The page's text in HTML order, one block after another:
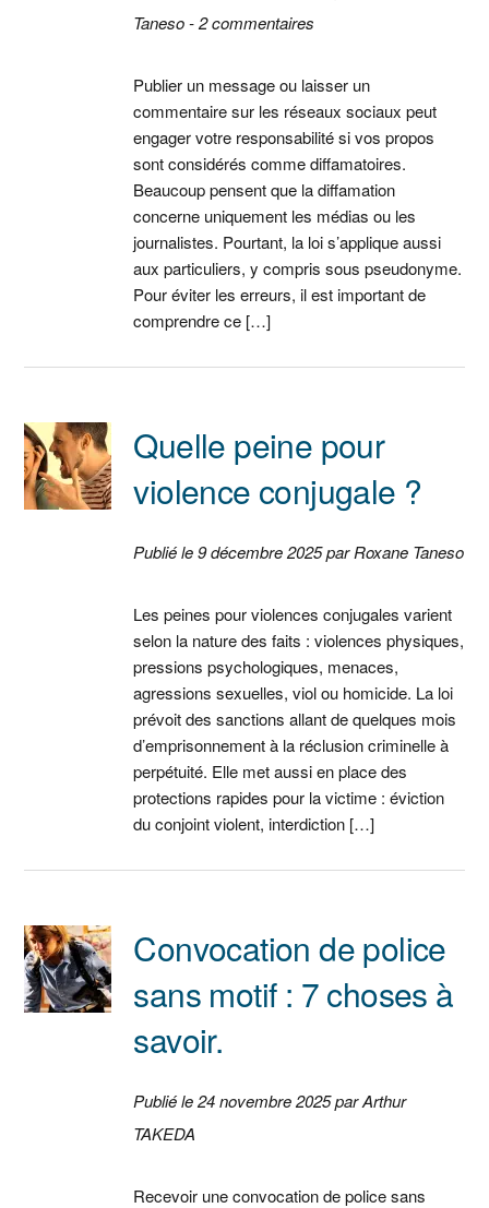
Taneso - 2 commentaires
Publier un message ou laisser un
commentaire sur les réseaux sociaux peut
engager votre responsabilité si vos propos
sont considérés comme diffamatoires.
Beaucoup pensent que la diffamation
concerne uniquement les médias ou les
journalistes. Pourtant, la loi s’applique aussi
aux particuliers, y compris sous pseudonyme.
Pour éviter les erreurs, il est important de
comprendre ce […]
Quelle peine pour
violence conjugale ?
Publié le 9 décembre 2025 par Roxane Taneso
Les peines pour violences conjugales varient
selon la nature des faits : violences physiques,
pressions psychologiques, menaces,
agressions sexuelles, viol ou homicide. La loi
prévoit des sanctions allant de quelques mois
d’emprisonnement à la réclusion criminelle à
perpétuité. Elle met aussi en place des
protections rapides pour la victime : éviction
du conjoint violent, interdiction […]
Convocation de police
sans motif : 7 choses à
savoir.
Publié le 24 novembre 2025 par Arthur
TAKEDA
Recevoir une convocation de police sans